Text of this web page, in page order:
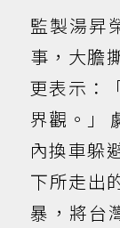
監製湯昇
事，大膽
更表示：
界觀。」
內換車躲
下所走出
暴，將台